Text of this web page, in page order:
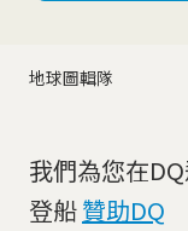
地球圖輯隊
我們為您在
登船贊助DQ